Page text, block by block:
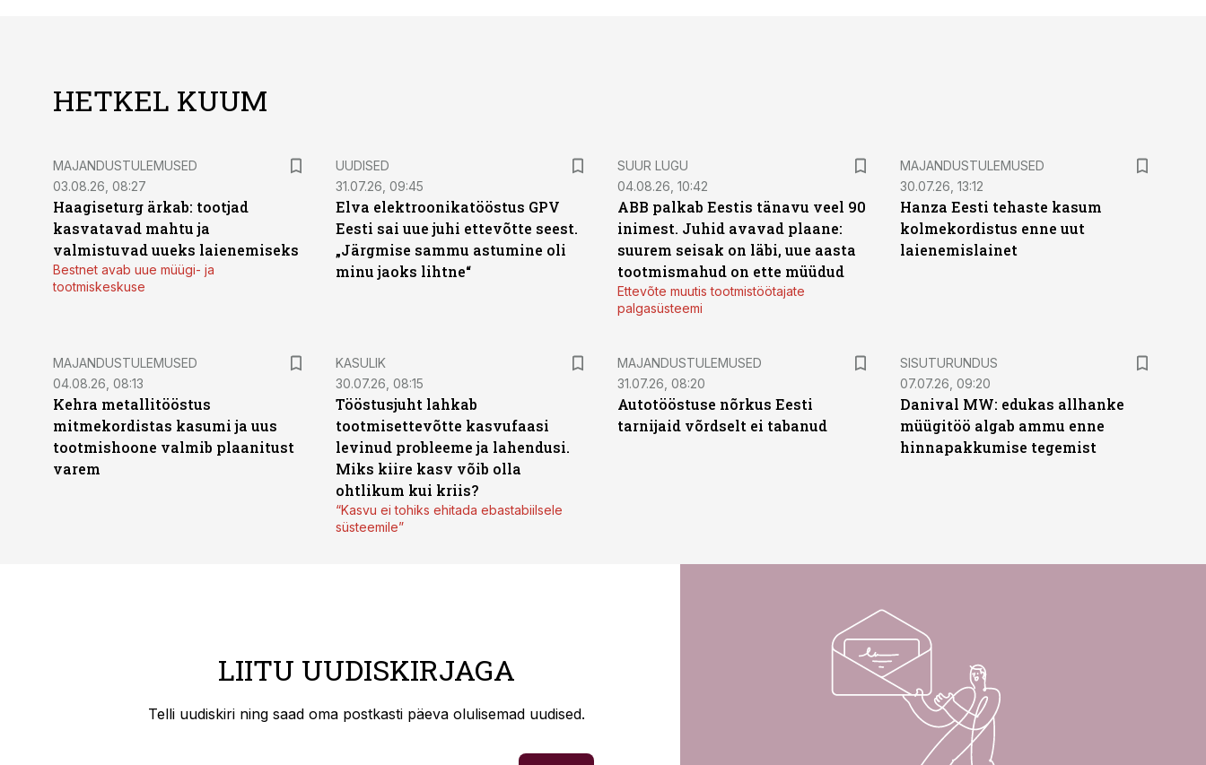
HETKEL KUUM
MAJANDUSTULEMUSED
03.08.26, 08:27
Haagiseturg ärkab: tootjad
kasvatavad mahtu ja
valmistuvad uueks laienemiseks
Bestnet avab uue müügi- ja
tootmiskeskuse
UUDISED
31.07.26, 09:45
Elva elektroonikatööstus GPV
Eesti sai uue juhi ettevõtte seest.
„Järgmise sammu astumine oli
minu jaoks lihtne“
SUUR LUGU
04.08.26, 10:42
ABB palkab Eestis tänavu veel 90
inimest. Juhid avavad plaane:
suurem seisak on läbi, uue aasta
tootmismahud on ette müüdud
Ettevõte muutis tootmistöötajate
palgasüsteemi
MAJANDUSTULEMUSED
30.07.26, 13:12
Hanza Eesti tehaste kasum
kolmekordistus enne uut
laienemislainet
MAJANDUSTULEMUSED
04.08.26, 08:13
Kehra metallitööstus
mitmekordistas kasumi ja uus
tootmishoone valmib plaanitust
varem
KASULIK
30.07.26, 08:15
Tööstusjuht lahkab
tootmisettevõtte kasvufaasi
levinud probleeme ja lahendusi.
Miks kiire kasv võib olla
ohtlikum kui kriis?
“Kasvu ei tohiks ehitada ebastabiilsele
süsteemile”
MAJANDUSTULEMUSED
31.07.26, 08:20
Autotööstuse nõrkus Eesti
tarnijaid võrdselt ei tabanud
ST
SISUTURUNDUS
07.07.26, 09:20
Danival MW: edukas allhanke
müügitöö algab ammu enne
hinnapakkumise tegemist
LIITU UUDISKIRJAGA
Telli uudiskiri ning saad oma postkasti päeva olulisemad uudised.